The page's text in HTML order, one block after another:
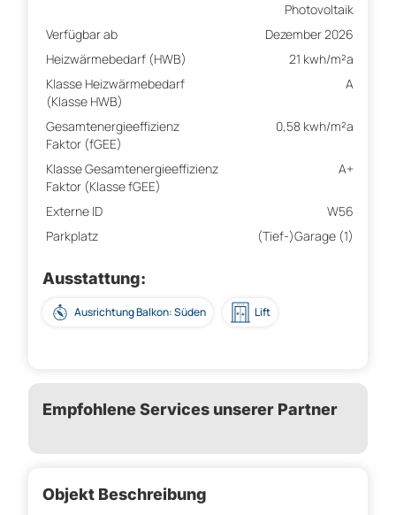
Photovoltaik
Verfügbar ab
Dezember 2026
Heizwärmebedarf (HWB)
21 kwh/m²a
Klasse Heizwärmebedarf
(Klasse HWB)
A
Gesamtenergieeffizienz
Faktor (fGEE)
0,58 kwh/m²a
Klasse Gesamtenergieeffizienz
Faktor (Klasse fGEE)
A+
Externe ID
W56
Parkplatz
(Tief-)Garage (1)
Ausstattung:
Ausrichtung Balkon: Süden Lift
Empfohlene Services unserer Partner
Objekt Beschreibung